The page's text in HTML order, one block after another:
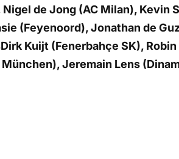
de Jong (AC Milan), Kevin
(Feyenoord), Jonathan de
Dirk Kuijt (Fenerbahçe SK),
Jeremain Lens